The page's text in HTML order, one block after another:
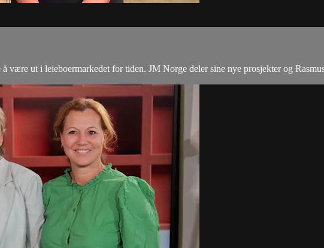
være ut i leieboermarkedet for tiden. JM Norge deler sine nye prosjekter og